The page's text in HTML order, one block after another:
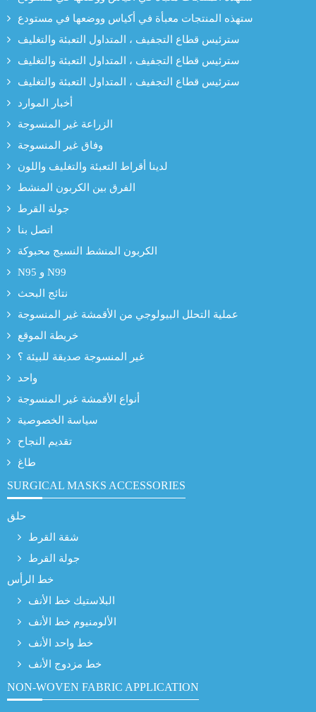
ستهذه المنتجات معبأة في أكياس ووضعها في مستودع
سترئيس قطاع التجفيف ، المتداول التعبئة والتغليف
سترئيس قطاع التجفيف ، المتداول التعبئة والتغليف
سترئيس قطاع التجفيف ، المتداول التعبئة والتغليف
أخبار الموارد
الزراعة غير المنسوجة
وفاق غير المنسوجة
لدينا أقراط التعبئة والتغليف واللون
الفرق بين الكربون المنشط
جولة القرط
اتصل بنا
الكربون المنشط النسيج محبوكة
N95 و N99
نتائج البحث
عملية التحلل البيولوجي من الأقمشة غير المنسوجة
خريطة الموقع
غير المنسوجة صديقة للبيئة ؟
واحد
أنواع الأقمشة غير المنسوجة
سياسة الخصوصية
تقديم النجاح
طاغ
SURGICAL MASKS ACCESSORIES
حلق
شقة القرط
جولة القرط
خط الرأس
البلاستيك خط الأنف
الألومنيوم خط الأنف
خط واحد الأنف
خط مزدوج الأنف
NON-WOVEN FABRIC APPLICATION